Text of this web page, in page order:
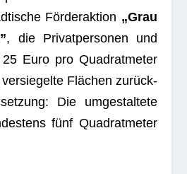
För­der­ak­tion „Grau
, die Pri­vat­per­so­nen und
Euro pro Qua­drat­me­ter
Flä­chen zurück­
Die umge­stal­tete
fünf Qua­drat­me­ter